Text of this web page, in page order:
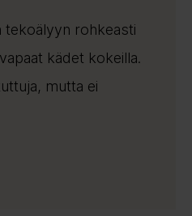
tekoälyyn rohkeasti
kädet kokeilla.
mutta ei